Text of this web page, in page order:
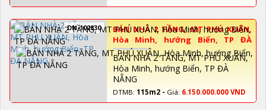
DN-102830
BÁN NHÀ 2 TẦNG, MT PHÚ XUÂN,
Hòa Minh, hướng Biển, TP ĐÀ
NẴNG
BÁN NHÀ 2 TẦNG, MT PHÚ XUÂN,
Hòa Minh, hướng Biển, TP ĐÀ
NẴNG
DTMB: 115m2 - Giá: 6.150.000.000 VND